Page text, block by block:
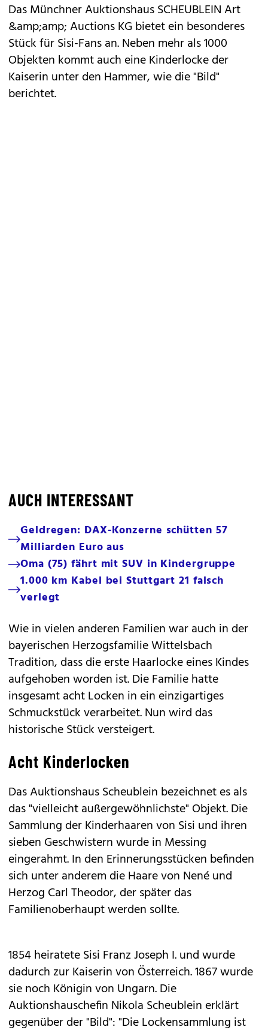
Das Münchner Auktionshaus SCHEUBLEIN Art
&amp;amp; Auctions KG bietet ein besonderes
Stück für Sisi-Fans an. Neben mehr als 1000
Objekten kommt auch eine Kinderlocke der
Kaiserin unter den Hammer, wie die "Bild"
berichtet.
AUCH INTERESSANT
Geldregen: DAX-Konzerne schütten 57
Milliarden Euro aus
Oma (75) fährt mit SUV in Kindergruppe
1.000 km Kabel bei Stuttgart 21 falsch
verlegt
Wie in vielen anderen Familien war auch in der
bayerischen Herzogsfamilie Wittelsbach
Tradition, dass die erste Haarlocke eines Kindes
aufgehoben worden ist. Die Familie hatte
insgesamt acht Locken in ein einzigartiges
Schmuckstück verarbeitet. Nun wird das
historische Stück versteigert.
Acht Kinderlocken
Das Auktionshaus Scheublein bezeichnet es als
das "vielleicht außergewöhnlichste" Objekt. Die
Sammlung der Kinderhaaren von Sisi und ihren
sieben Geschwistern wurde in Messing
eingerahmt. In den Erinnerungsstücken befinden
sich unter anderem die Haare von Nené und
Herzog Carl Theodor, der später das
Familienoberhaupt werden sollte.
1854 heiratete Sisi Franz Joseph I. und wurde
dadurch zur Kaiserin von Österreich. 1867 wurde
sie noch Königin von Ungarn. Die
Auktionshauschefin Nikola Scheublein erklärt
gegenüber der "Bild": "Die Lockensammlung ist